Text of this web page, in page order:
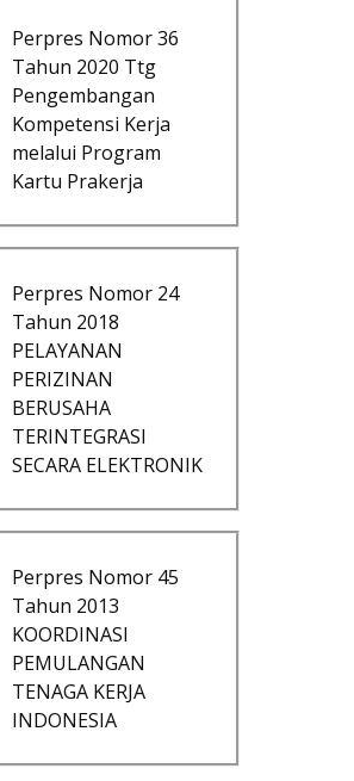
Perpres Nomor 36
Tahun 2020 Ttg
Pengembangan
Kompetensi Kerja
melalui Program
Kartu Prakerja
Perpres Nomor 24
Tahun 2018
PELAYANAN
PERIZINAN
BERUSAHA
TERINTEGRASI
SECARA ELEKTRONIK
Perpres Nomor 45
Tahun 2013
KOORDINASI
PEMULANGAN
TENAGA KERJA
INDONESIA